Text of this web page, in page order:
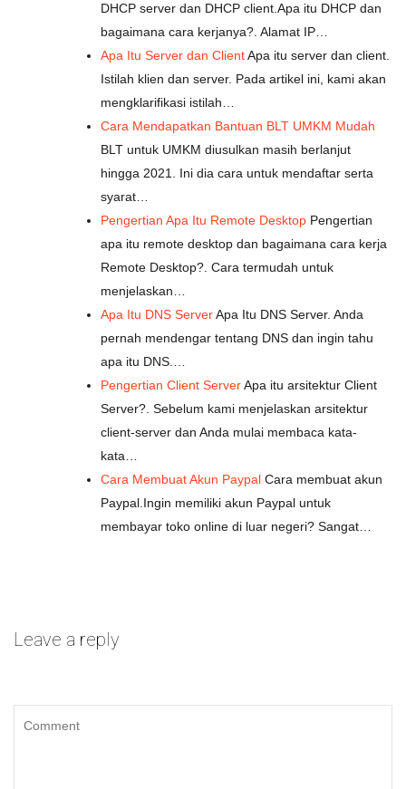
DHCP server dan DHCP client.Apa itu DHCP dan
bagaimana cara kerjanya?. Alamat IP…
Apa Itu Server dan ClientApa itu server dan client.
Istilah klien dan server. Pada artikel ini, kami akan
mengklarifikasi istilah…
Cara Mendapatkan Bantuan BLT UMKM Mudah
BLT untuk UMKM diusulkan masih berlanjut
hingga 2021. Ini dia cara untuk mendaftar serta
syarat…
Pengertian Apa Itu Remote Desktop Pengertian
apa itu remote desktop dan bagaimana cara kerja
Remote Desktop?. Cara termudah untuk
menjelaskan…
Apa Itu DNS ServerApa Itu DNS Server. Anda
pernah mendengar tentang DNS dan ingin tahu
apa itu DNS.…
Pengertian Client ServerApa itu arsitektur Client
Server?. Sebelum kami menjelaskan arsitektur
client-server dan Anda mulai membaca kata-
kata…
Cara Membuat Akun Paypal Cara membuat akun
Paypal.Ingin memiliki akun Paypal untuk
membayar toko online di luar negeri? Sangat…
Leave a reply